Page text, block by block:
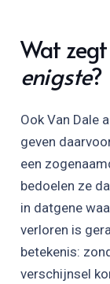
Wat
enigste?
Ook Van Dale
geven
een
bedoelen ze
in datgene
verloren is
betekenis:
verschijnsel